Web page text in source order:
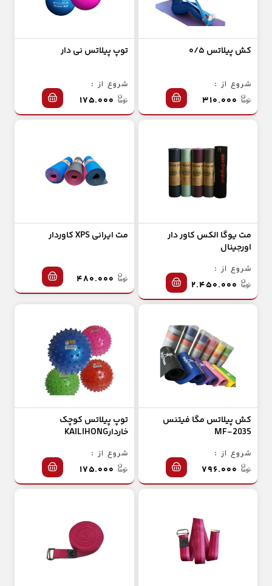
کش پیلاتس ۰/۵
شروع از :
توپ پیلاتس نی دار
شروع از :
مت یوگا الکس کاور دار
اورجینال
شروع از :
مت ایرانی XPS کاوردار
کش پیلاتس مگا فیتنس
MF-2035
شروع از :
توپ پیلاتس کوچک
خاردارKAILIHONG
شروع از :